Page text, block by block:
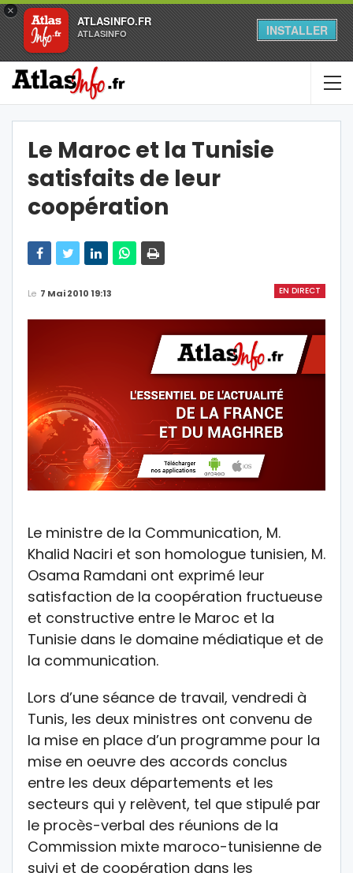
×
ATLASINFO.FR
ATLASINFO INSTALLER
Le Maroc et la Tunisie
satisfaits de leur
coopération
EN DIRECT
Le 7 Mai 2010 19:13
Le ministre de la Communication, M.
Khalid Naciri et son homologue tunisien, M.
Osama Ramdani ont exprimé leur
satisfaction de la coopération fructueuse
et constructive entre le Maroc et la
Tunisie dans le domaine médiatique et de
la communication.
Lors d’une séance de travail, vendredi à
Tunis, les deux ministres ont convenu de
la mise en place d’un programme pour la
mise en oeuvre des accords conclus
entre les deux départements et les
secteurs qui y relèvent, tel que stipulé par
le procès-verbal des réunions de la
Commission mixte maroco-tunisienne de
suivi et de coopération dans les